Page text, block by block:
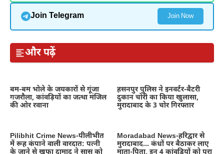
Join Telegram Join Now
और पढ़ें
बम-बम भोले के जयकारों से गूंजा
गजरौला, कांवड़ियों का जत्था मंजिल
की ओर रवाना
हसनपुर पुलिस ने इनवर्टर-बैटरी
दुकान चोरी का किया खुलासा,
मुरादाबाद के 3 चोर गिरफ्तार
Pilibhit Crime News-पीलीभीत
में रूह कंपाने वाली वारदात: पत्नी
Moradabad News-हरिद्वार से
मुरादाबाद… कंधों पर बैठाकर लाए